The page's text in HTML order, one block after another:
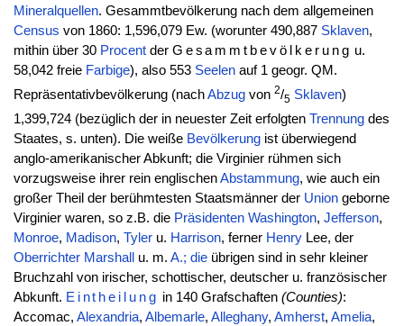
Mineralquellen. Gesammtbevölkerung nach dem allgemeinen
Census von 1860: 1,596,079 Ew. (worunter 490,887 Sklaven,
mithin über 30 Procentder Gesammtbevölkerung u.
58,042 freie Farbige), also 553 Seelenauf 1 geogr. QM.
Repräsentativbevölkerung (nachAbzugvon 2/5 Sklaven)
1,399,724 (bezüglich der in neuester Zeit erfolgten Trennungdes
Staates, s. unten). Die weiße Bevölkerungist überwiegend
anglo-amerikanischer Abkunft; die Virginier rühmen sich
vorzugsweise ihrer rein englischenAbstammung, wie auch ein
großer Theil der berühmtesten Staatsmänner der Uniongeborne
Virginier waren, so z.B. die Präsidenten Washington, Jefferson,
Monroe, Madison, Tyleru. Harrison, ferner HenryLee, der
Oberrichter Marshall u. m. A.; dieübrigen sind in sehr kleiner
Bruchzahl von irischer, schottischer, deutscher u. französischer
Abkunft. Eintheilung in 140 Grafschaften (Counties):
Accomac, Alexandria, Albemarle, Alleghany, Amherst, Amelia,